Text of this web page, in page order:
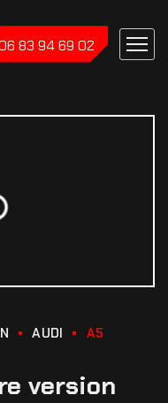
83 94 69 02
AUDI A5
version